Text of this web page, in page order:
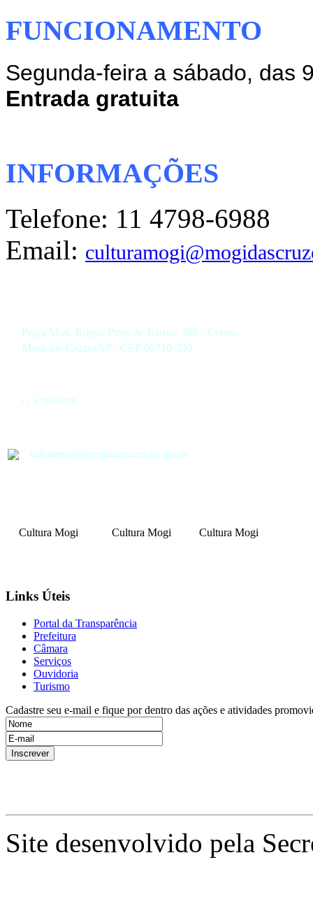
FUNCIONAMENTO
Segunda-feira a sábado, das
Entrada gratuita
INFORMAÇÕES
Telefone: 11 4798-6988
Email:
Praça Mon. Roque Pinto de Barros, 360 - Centro
Mogi das Cruzes/SP - CEP 08710-330
11 4798-6900
culturamogi@mogidascruzes.sp.gov.br
Cultura Mogi Cultura Mogi Cultura Mogi
Links Úteis
Portal da Transparência
Prefeitura
Câmara
Serviços
Ouvidoria
Turismo
Cadastre seu e-mail e fique por dentro das ações e atividades
Site desenvolvido pela